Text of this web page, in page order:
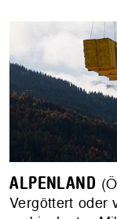
ALPENLAND
Vergöttert oder